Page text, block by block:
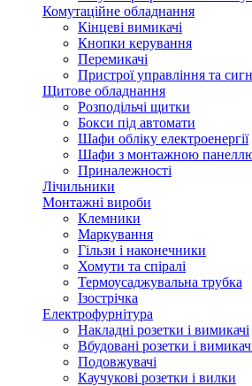
Комутаційне обладнання
Кінцеві вимикачі
Кнопки керування
Перемикачі
Пристрої управління та
Щитове обладнання
Розподільчі щитки
Бокси під автомати
Шафи обліку електроенергії
Шафи з монтажною
Приналежності
Лічильники
Монтажні вироби
Клемники
Маркування
Гільзи і наконечники
Хомути та спіралі
Термоусаджувальна трубка
Ізострічка
Електрофурнітура
Накладні розетки і вимикачі
Вбудовані розетки і
Подовжувачі
Каучукові розетки і вилки